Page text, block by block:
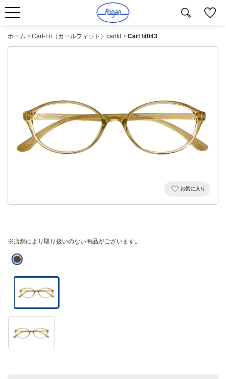
ホーム Carl-Fit（カールフィット）carlfit Carl fit043
お気に入り
※店舗により取り扱いのない商品がございます。